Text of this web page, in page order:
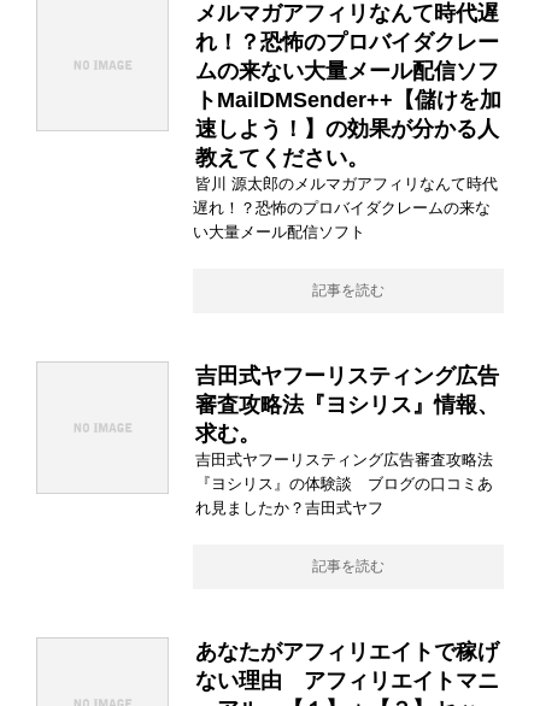
メルマガアフィリなんて時代遅
れ！？恐怖のプロバイダクレー
ムの来ない大量メール配信ソフ
トMailDMSender++【儲けを加
速しよう！】の効果が分かる人
教えてください。
皆川 源太郎のメルマガアフィリなんて時代
遅れ！？恐怖のプロバイダクレームの来な
い大量メール配信ソフト
記事を読む
吉田式ヤフーリスティング広告
審査攻略法『ヨシリス』情報、
求む。
吉田式ヤフーリスティング広告審査攻略法
『ヨシリス』の体験談 ブログの口コミあ
れ見ましたか？吉田式ヤフ
記事を読む
あなたがアフィリエイトで稼げ
ない理由 アフィリエイトマニ